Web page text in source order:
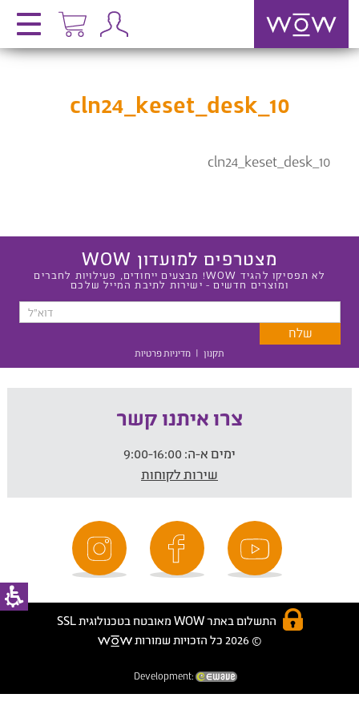
cln24_keset_desk_10
cln24_keset_desk_10
מצטרפים למועדון WOW
לא תפסיקו להגיד WOW! מבצעים ייחודים, פעילויות לחברים
ומוצרים חדשים - ישירות לתיבת המייל שלכם
תקנון | מדיניות פרטיות
צרו איתנו קשר
ימים א-ה:
שירות לקוחות
התשלום באתר WOW מאובטח בטכנולוגית SSL
© 2026 כל הזכויות שמורות
Development: